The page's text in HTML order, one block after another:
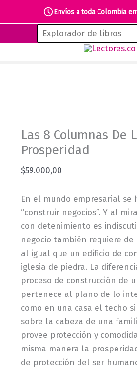
Envíos a toda Colombia
al
Buscar
Las 8 Columnas De
Prosperidad
$59.000,00
En el mundo empresarial se
“construir negocios”. Y al
con detenimiento es
negocio también requiere de
al igual que un edificio de
iglesia de piedra. La
proceso de construcción de
pertenece al plano de lo
como en una casa el techo
sobre la cabeza de una
provee protección y
misma manera la
de protección del ser